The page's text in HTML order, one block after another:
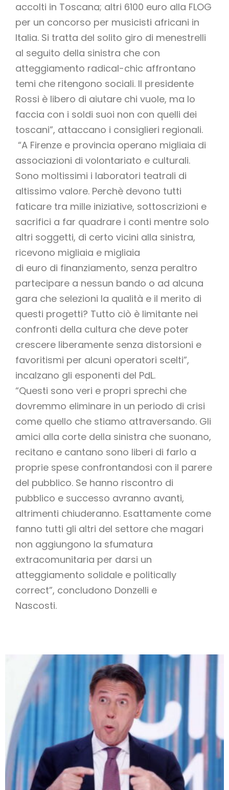
accolti in Toscana; altri 6100 euro alla FLOG
per un concorso per musicisti africani in
Italia. Si tratta del solito giro di menestrelli
al seguito della sinistra che con
atteggiamento radical-chic affrontano
temi che ritengono sociali. Il presidente
Rossi è libero di aiutare chi vuole, ma lo
faccia con i soldi suoi non con quelli dei
toscani”, attaccano i consiglieri regionali.
“A Firenze e provincia operano migliaia di
associazioni di volontariato e culturali.
Sono moltissimi i laboratori teatrali di
altissimo valore. Perchè devono tutti
faticare tra mille iniziative, sottoscrizioni e
sacrifici a far quadrare i conti mentre solo
altri soggetti, di certo vicini alla sinistra,
ricevono migliaia e migliaia
di euro di finanziamento, senza peraltro
partecipare a nessun bando o ad alcuna
gara che selezioni la qualità e il merito di
questi progetti? Tutto ciò è limitante nei
confronti della cultura che deve poter
crescere liberamente senza distorsioni e
favoritismi per alcuni operatori scelti”,
incalzano gli esponenti del PdL.
“Questi sono veri e propri sprechi che
dovremmo eliminare in un periodo di crisi
come quello che stiamo attraversando. Gli
amici alla corte della sinistra che suonano,
recitano e cantano sono liberi di farlo a
proprie spese confrontandosi con il parere
del pubblico. Se hanno riscontro di
pubblico e successo avranno avanti,
altrimenti chiuderanno. Esattamente come
fanno tutti gli altri del settore che magari
non aggiungono la sfumatura
extracomunitaria per darsi un
atteggiamento solidale e politically
correct”, concludono Donzelli e
Nascosti.